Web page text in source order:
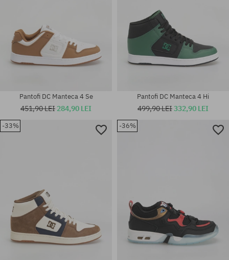
Pantofi DC Manteca 4 Se
451,90 LEI 284,90 LEI
Pantofi DC Manteca 4 Hi
499,90 LEI332,90 LEI
-33% -36%